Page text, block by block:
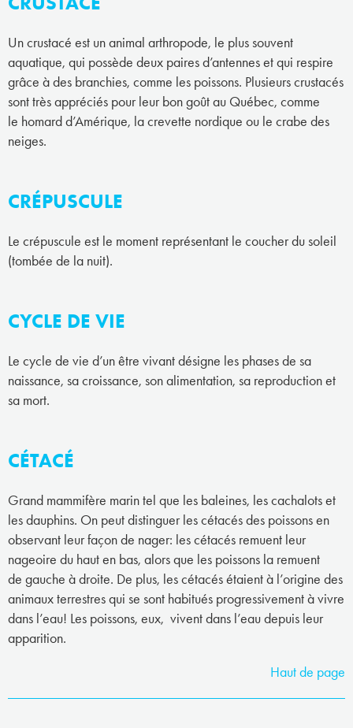
Un crustacé est un animal arthropode, le plus souvent
aquatique, qui possède deux paires d’antennes et qui respire
grâce à des branchies, comme les poissons. Plusieurs crustacés
sont très appréciés pour leur bon goût au Québec, comme
le homard d’Amérique, la crevette nordique ou le crabe des
neiges.
CRÉPUSCULE
Le crépuscule est le moment représentant le coucher du soleil
(tombée de la nuit).
CYCLE DE VIE
Le cycle de vie d’un être vivant désigne les phases de sa
naissance, sa croissance, son alimentation, sa reproduction et
sa mort.
CÉTACÉ
Grand mammifère marin tel que les baleines, les cachalots et
les dauphins. On peut distinguer les cétacés des poissons en
observant leur façon de nager: les cétacés remuent leur
nageoire du haut en bas, alors que les poissons la remuent
de gauche à droite. De plus, les cétacés étaient à l’origine des
animaux terrestres qui se sont habitués progressivement à vivre
dans l’eau! Les poissons, eux, vivent dans l’eau depuis leur
apparition.
Haut de page